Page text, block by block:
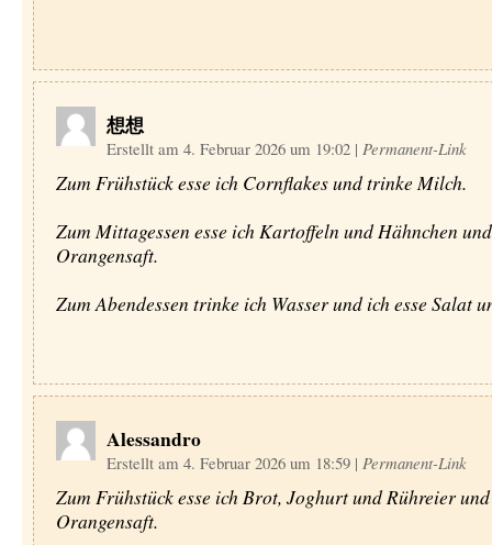
想想
Erstellt am 4. Februar 2026 um 19:02 | Permanent-Link
Zum Frühstück esse ich Cornflakes und trinke Milch.
Zum Mittagessen esse ich Kartoffeln und Hähnchen
Orangensaft.
Zum Abendessen trinke ich Wasser und ich esse Salat
Alessandro
Erstellt am 4. Februar 2026 um 18:59 | Permanent-Link
Zum Frühstück esse ich Brot, Joghurt und Rühreier
Orangensaft.